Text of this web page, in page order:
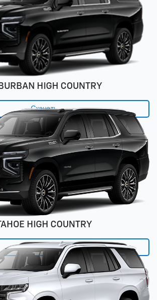
HIGH COUNTRY
Скачать
HIGH COUNTRY
Скачать